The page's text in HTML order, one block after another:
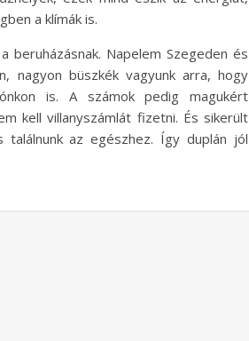
a klímák is.
beruházásnak. Napelem Szegeden és
nagyon büszkék vagyunk arra, hogy
is. A számok pedig magukért
kell villanyszámlát fizetni. És sikerült
az egészhez. Így duplán jól